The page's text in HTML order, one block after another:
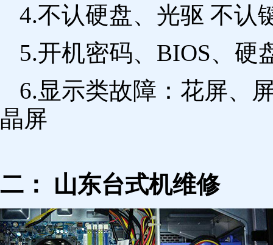
4.不认硬盘、光驱 不认
5.开机密码、BIOS、硬
6.显示类故障：花屏、
晶屏
二： 山东台式机维修